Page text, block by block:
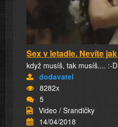
Sex v letadle. Nevíte
když musíš, tak musíš.... :-D
dodavatel
8282x
5
Video / Srandičky
14/04/2018